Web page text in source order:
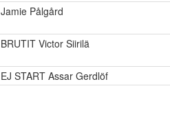
Jamie Pålgård
BRUTIT Victor Siirilä
EJ START Assar Gerdlöf